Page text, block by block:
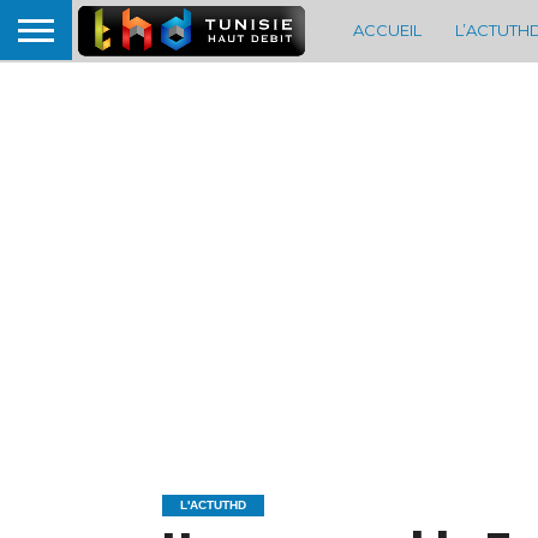
ACCUEIL
L'ACTUTHD